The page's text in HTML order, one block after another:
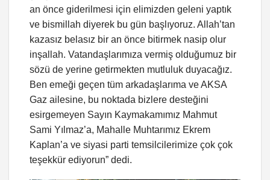
an önce giderilmesi için elimizden geleni yaptık
ve bismillah diyerek bu gün başlıyoruz. Allah’tan
kazasız belasız bir an önce bitirmek nasip olur
inşallah. Vatandaşlarımıza vermiş olduğumuz bir
sözü de yerine getirmekten mutluluk duyacağız.
Ben emeği geçen tüm arkadaşlarıma ve AKSA
Gaz ailesine, bu noktada bizlere desteğini
esirgemeyen Sayın Kaymakamımız Mahmut
Sami Yılmaz’a, Mahalle Muhtarımız Ekrem
Kaplan’a ve siyasi parti temsilcilerimize çok çok
teşekkür ediyorun” dedi.